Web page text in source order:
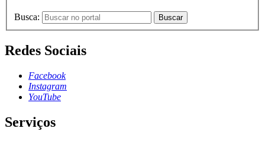
Busca: Buscar
Redes Sociais
Facebook
Instagram
YouTube
Serviços